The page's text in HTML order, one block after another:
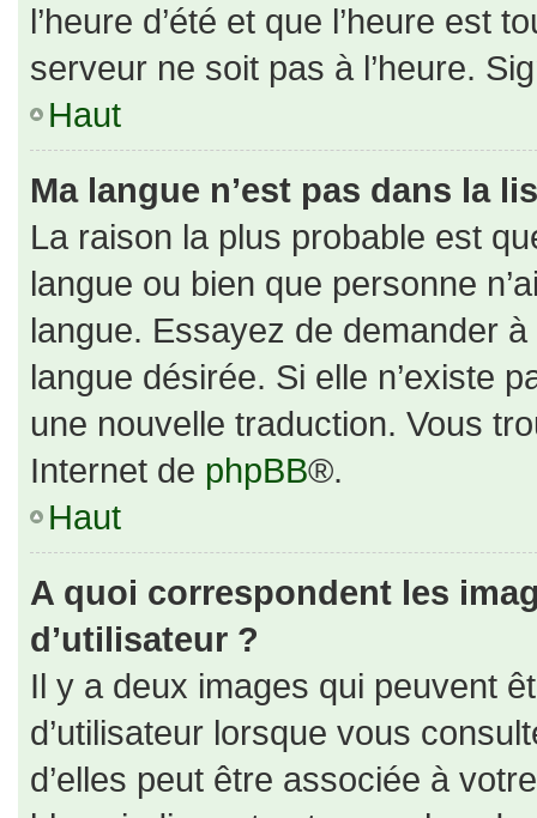
l’heure d’été et que l’heure est
serveur ne soit pas à l’heure.
Haut
Ma langue n’est pas dans la
La raison la plus probable est
langue ou bien que personne
langue. Essayez de demander
langue désirée. Si elle n’existe
une nouvelle traduction. Vous
Internet de phpBB®.
Haut
A quoi correspondent les
d’utilisateur ?
Il y a deux images qui peuvent
d’utilisateur lorsque vous
d’elles peut être associée à